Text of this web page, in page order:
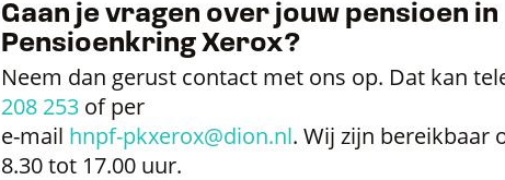
Gaan je vragen over jouw pensioen in
Pensioenkring Xerox?
Neem dan gerust contact met ons op. Dat kan
208 253of per
e-mail hnpf-pkxerox@dion.nl. Wij zijn bereikbaar
8.30 tot 17.00 uur.